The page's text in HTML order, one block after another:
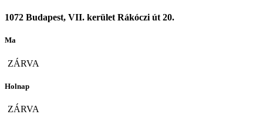
1072 Budapest, VII. kerület Rákóczi út 20.
Ma
ZÁRVA
Holnap
ZÁRVA